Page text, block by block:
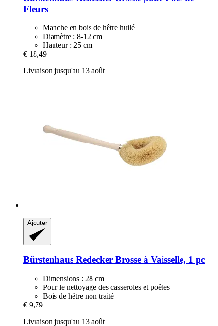
Fleurs
Manche en bois de hêtre huilé
Diamètre : 8-12 cm
Hauteur : 25 cm
€ 18,49
Livraison jusqu'au 13 août
Ajouter
Bürstenhaus Redecker Brosse à Vaisselle, 1 pc
Dimensions : 28 cm
Pour le nettoyage des casseroles et poêles
Bois de hêtre non traité
€ 9,79
Livraison jusqu'au 13 août